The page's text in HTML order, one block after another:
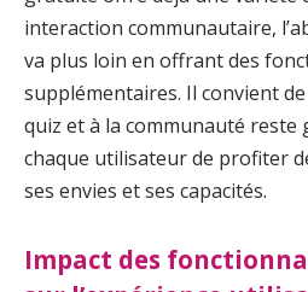
interaction communautaire,
va plus loin en offrant des
supplémentaires. Il convient de
quiz et à la communauté
chaque utilisateur de profiter
ses envies et ses capacités.
Impact des